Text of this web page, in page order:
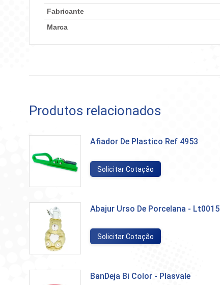
Fabricante
Marca
Produtos relacionados
Afiador De Plastico Ref 4953
Solicitar Cotação
Abajur Urso De Porcelana - Lt0015
Solicitar Cotação
BanDeja Bi Color - Plasvale